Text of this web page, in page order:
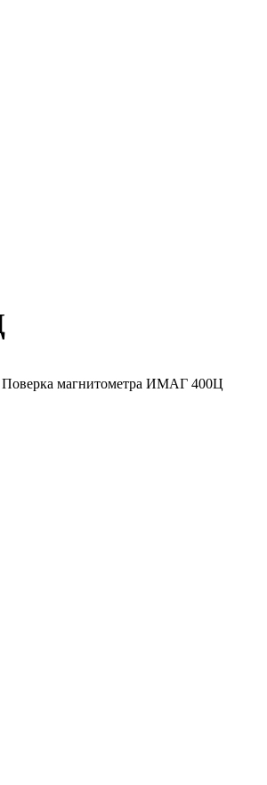
Поверка магнитометра ИМАГ 400Ц